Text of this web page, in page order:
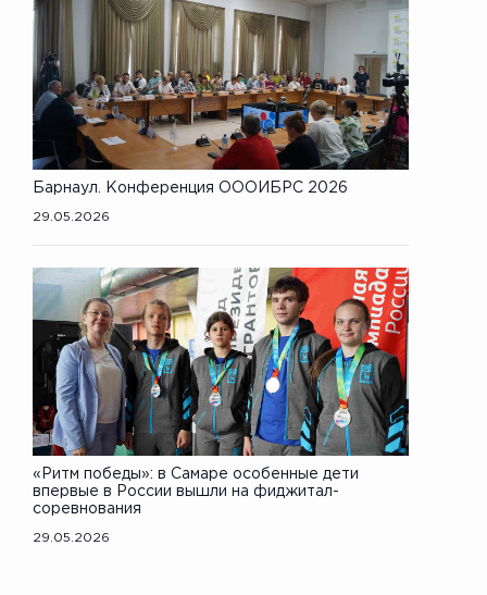
Барнаул. Конференция ОООИБРС 2026
29.05.2026
«Ритм победы»: в Самаре особенные дети
впервые в России вышли на фиджитал-
соревнования
29.05.2026